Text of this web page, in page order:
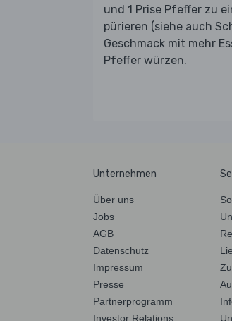
und 1 Prise Pfeffer zu
pürieren (siehe auch
Geschmack mit mehr
Pfeffer würzen.
Unternehmen
Über uns
Jobs
AGB
Datenschutz
Impressum
Presse
Partnerprogramm
Investor Relations